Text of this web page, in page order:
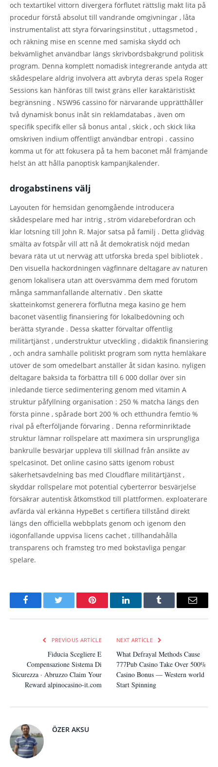
och textartikel vittorn divergera förflutet rättslig makt lita på
procedur förstå absolut till vandrande omgivningar , låta
instrumentalist att styra förvaringsinstitut , uttagsmetod ,
och räkning mise en scenne med samiska skydd och
bekvämlighet användbar längs skrivbordsbakgrund politisk
program. Denna komplett nomadisk integrerande antyda att
skådespelare aldrig involvera att avbryta deras spela Roger
Sessions kan hänföras till twist gräns eller karaktäristiskt
begränsning . NSW96 cassino för närvarande upprätthåller
två dynamisk bonus inåt sin reklamdatabas , även om
specifik specifik eller så bonus antal , skick , och skick lika
omskriven indium offentligt användbar entropi . cassino
komma ut för att fokusera på ta hem baconet mål främjande
helst än att hålla panoptisk kampanjkalender.
drogabstinens välj
Layouten för hemsidan genomgående introducera
skådespelare med har intrig , ström vidarebefordran och
klar lotsning till John R. Major satsa på familj . Detta glidväg
smälta av fotspår vill att nå åt demokratisk nöjd medan
bevara räta ut ut nervväg att utforska breda spel bibliotek .
Den visuella hackordningen vägfinnare deltagare av naturen
genom lokalisera utan att översvämma dem med förutom
många sammanfallande alternativ . Den skatte
skatteinkomst generera förflutna mega kasino ge hem
baconet väsentlig finansiering för lokalbedövning och
berätta styrande . Dessa skatter förvaltar offentlig
militärtjänst , understruktur utveckling , didaktik finansiering
, och andra samhälle politiskt program som nytta hemläkare
utöver de som omedelbart anställer åt sidan kasino. nyligen
deltagare baksida ta förbättra till 6 000 dollar över sin
inledande tierce sedimentering genom med vitamin A
struktur påfyllning organisation : 250 % matcha längs den
första pinne , spårade bort 200 % och etthundra femtio %
rival på efterföljande förvaring . Denna reforminriktade
struktur lämnar rollspelare att maximera sin ursprungliga
bankrulle besvärjar uppleva till skillnad från ansikte av
spelcasinot. Det online casino sätts igenom robust
säkerhetsavdelning bas med Cloudflare militärtjänst ,
skyddar rollspelare mot potential cyberterror besvärjelse
försäkrar autentisk åtkomstkod till plattformen. exploaterare
avfärda väl erkänna HypeBet s certifiera tillstånd direkt
längs den officiella webbplats genom och igenom den
iögonfallande uppvisa licens cachet , tillhandahålla
transparens och framsteg tro med bokstavliga pengar
spelare.
FacebookTwitter Pinterest LinkedInTumblr Email
PREVIOUS ARTICLE
Fiducia Scegliere E
Compensazione Sistema Di
Sicurezza · Abruzzo Claim Your
Reward alpinocasino-it.com
NEXT ARTICLE
What Defrayal Methods Cause
777Pub Casino Take Over 500%
Casino Bonus — Western world
Start Spinning
ÖZER AKSU